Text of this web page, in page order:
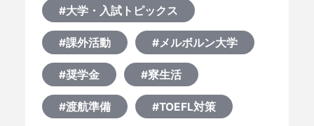
#大学・入試トピックス
#課外活動 #メルボルン大学
#奨学金 #寮生活
#渡航準備 #TOEFL対策